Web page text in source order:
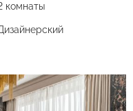
комнаты